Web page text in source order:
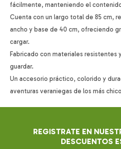
fácilmente, manteniendo el
Cuenta con un largo total de 85 cm,
ancho y base de 40 cm, ofreciendo
cargar.
Fabricado con materiales resistentes
guardar.
Un accesorio práctico, colorido y
aventuras veraniegas de los más
REGISTRATE EN
DESCUENTOS